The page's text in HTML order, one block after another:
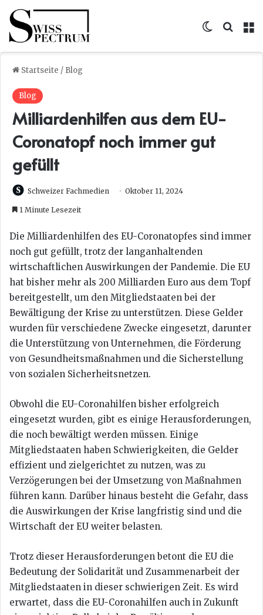
Skin
Startseite / Blog
Blog
Milliardenhilfen aus dem EU-
Coronatopf noch immer gut
gefüllt
Schweizer Fachmedien Oktober 11, 2024
1 Minute Lesezeit
Die Milliardenhilfen des EU-Coronatopfes sind immer
noch gut gefüllt, trotz der langanhaltenden
wirtschaftlichen Auswirkungen der Pandemie. Die EU
hat bisher mehr als 200 Milliarden Euro aus dem Topf
bereitgestellt, um den Mitgliedstaaten bei der
Bewältigung der Krise zu unterstützen. Diese Gelder
wurden für verschiedene Zwecke eingesetzt, darunter
die Unterstützung von Unternehmen, die Förderung
von Gesundheitsmaßnahmen und die Sicherstellung
von sozialen Sicherheitsnetzen.
Obwohl die EU-Coronahilfen bisher erfolgreich
eingesetzt wurden, gibt es einige Herausforderungen,
die noch bewältigt werden müssen. Einige
Mitgliedstaaten haben Schwierigkeiten, die Gelder
effizient und zielgerichtet zu nutzen, was zu
Verzögerungen bei der Umsetzung von Maßnahmen
führen kann. Darüber hinaus besteht die Gefahr, dass
die Auswirkungen der Krise langfristig sind und die
Wirtschaft der EU weiter belasten.
Trotz dieser Herausforderungen betont die EU die
Bedeutung der Solidarität und Zusammenarbeit der
Mitgliedstaaten in dieser schwierigen Zeit. Es wird
erwartet, dass die EU-Coronahilfen auch in Zukunft